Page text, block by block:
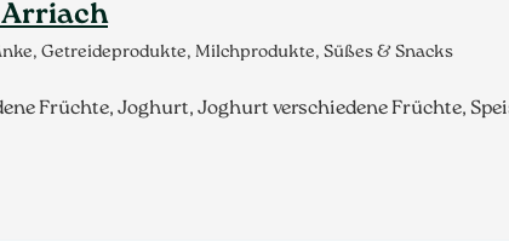
Arriach
Getreideprodukte, Milchprodukte, Süßes & Snacks
Früchte, Joghurt, Joghurt verschiedene Früchte,